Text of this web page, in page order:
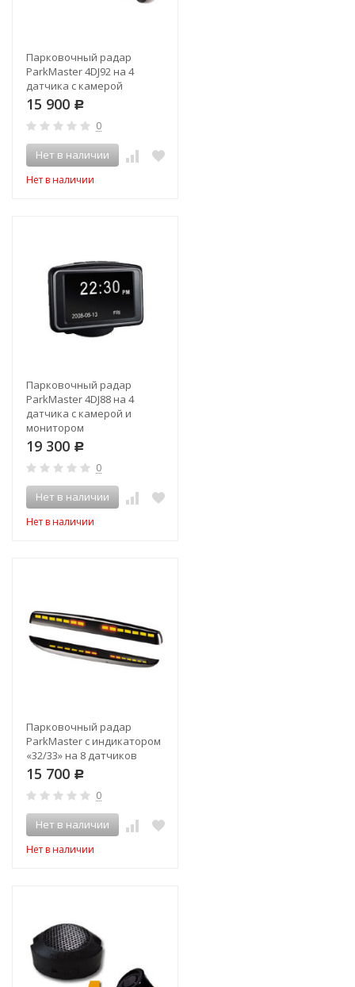
Парковочный радар
ParkMaster 4DJ92 на 4
датчика с камерой
15 900 Р
0
Нет в наличии
Нет в наличии
Парковочный радар
ParkMaster 4DJ88 на 4
датчика с камерой и
монитором
19 300 Р
0
Нет в наличии
Нет в наличии
Парковочный радар
ParkMaster с индикатором
«32/33» на 8 датчиков
15 700 Р
0
Нет в наличии
Нет в наличии